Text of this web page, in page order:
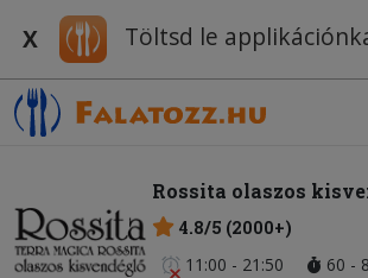
X Töltsd le
Rossita olaszos
4.8/5 (2000+)
11:00 - 21:50
60 -